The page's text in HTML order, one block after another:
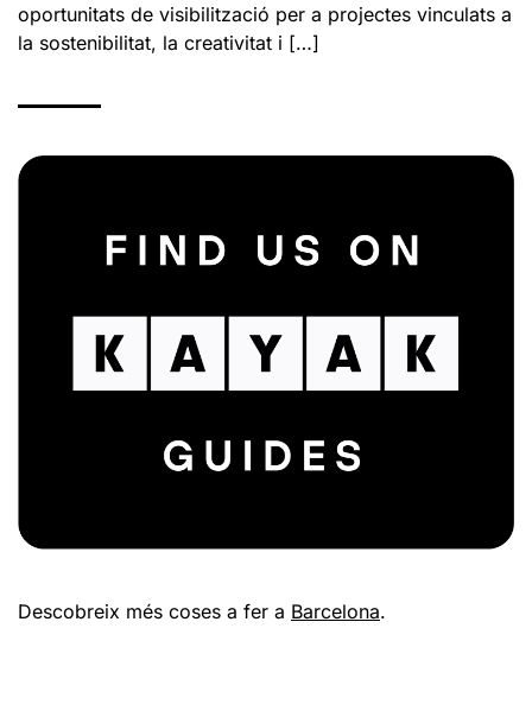
oportunitats de visibilització per a projectes vinculats a
la sostenibilitat, la creativitat i […]
Descobreix més coses a fer a Barcelona.